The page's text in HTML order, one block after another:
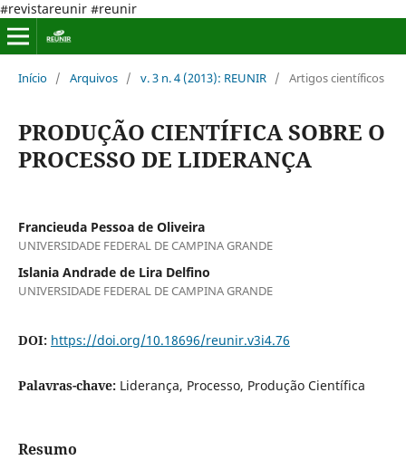
#revistareunir #reunir
Início / Arquivos / v. 3 n. 4 (2013): REUNIR / Artigos científicos
PRODUÇÃO CIENTÍFICA SOBRE O
PROCESSO DE LIDERANÇA
Francieuda Pessoa de Oliveira
UNIVERSIDADE FEDERAL DE CAMPINA GRANDE
Islania Andrade de Lira Delfino
UNIVERSIDADE FEDERAL DE CAMPINA GRANDE
DOI: https://doi.org/10.18696/reunir.v3i4.76
Palavras-chave: Liderança, Processo, Produção Científica
Resumo